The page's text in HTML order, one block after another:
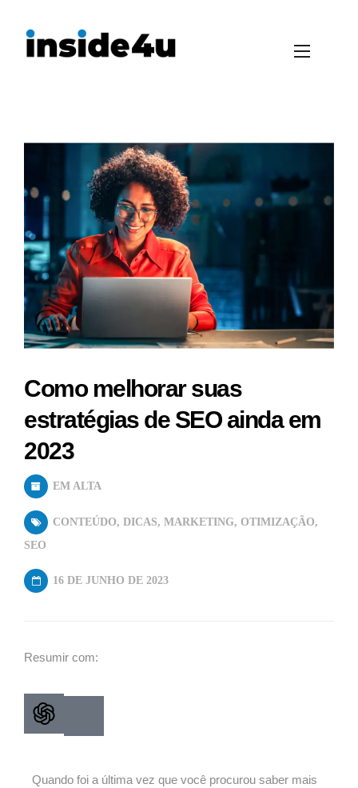
Como melhorar suas
estratégias de SEO ainda em
2023
EM ALTA
CONTEÚDO, DICAS, MARKETING, OTIMIZAÇÃO,
SEO
16 DE JUNHO DE 2023
Resumir com:
Quando foi a última vez que você procurou saber mais